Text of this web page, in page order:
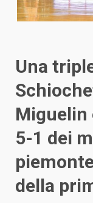
Una
Miguelin
5-1 dei
della